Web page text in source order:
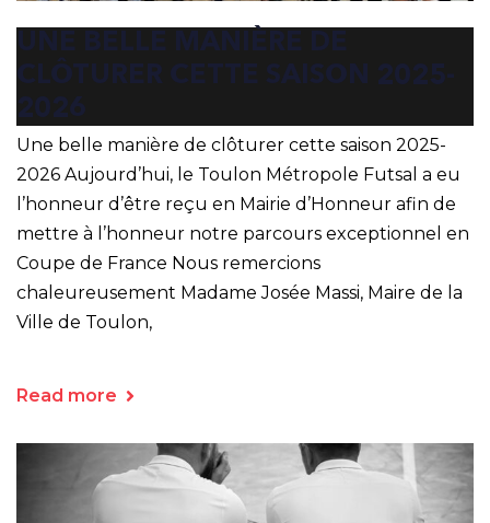
UNE BELLE MANIÈRE DE
CLÔTURER CETTE SAISON 2025-
2026
Une belle manière de clôturer cette saison 2025-
2026 Aujourd’hui, le Toulon Métropole Futsal a eu
l’honneur d’être reçu en Mairie d’Honneur afin de
mettre à l’honneur notre parcours exceptionnel en
Coupe de France Nous remercions
chaleureusement Madame Josée Massi, Maire de la
Ville de Toulon,
Read more